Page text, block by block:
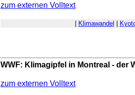
zum externen Volltext
Klimawandel
WWF: Klimagipfel in Montreal - der
zum externen Volltext